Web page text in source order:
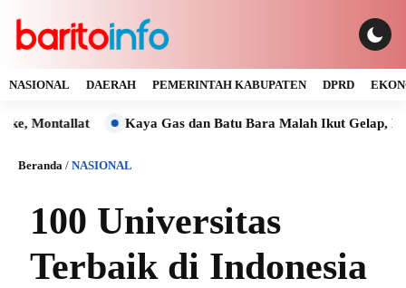
NASIONAL DAERAH PEMERINTAH KABUPATEN DPRD
Kaya Gas dan Batu Bara Malah Ikut Gelap, Manager PLN
Beranda / NASIONAL
100 Universitas
Terbaik di Indonesia